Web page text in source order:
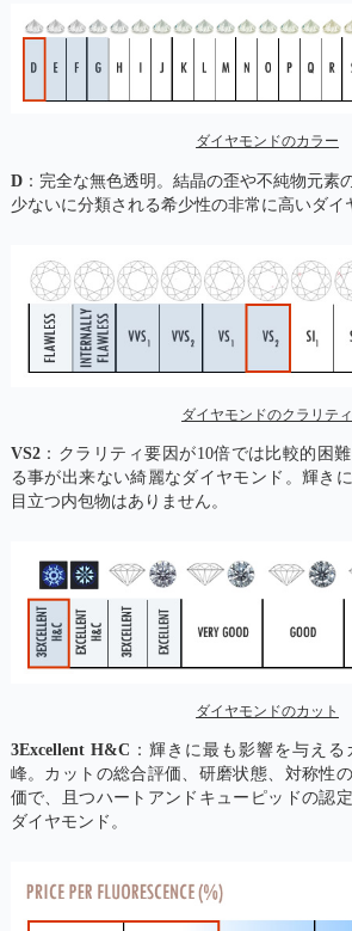
ダイヤモンドのカラー
D：完全な無色透明。結晶の歪や不純物元素
少ないに分類される希少性の非常に高いダイ
ダイヤモンドのクラリティ
VS2：クラリティ要因が10倍では比較的困
る事が出来ない綺麗なダイヤモンド。輝き
目立つ内包物はありません。
ダイヤモンドのカット
3Excellent H&C ：輝きに最も影響を与え
峰。カットの総合評価、研磨状態、対称性
価で、且つハートアンドキューピッドの認
ダイヤモンド。